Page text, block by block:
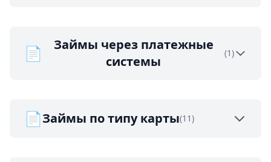
📄
Займы через платежные
системы
(1)
📄Займы по типу карты(11)